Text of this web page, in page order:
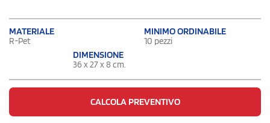
MATERIALE
R-Pet
MINIMO ORDINABILE
10 pezzi
DIMENSIONE
36 x 27 x 8 cm.
CALCOLA PREVENTIVO